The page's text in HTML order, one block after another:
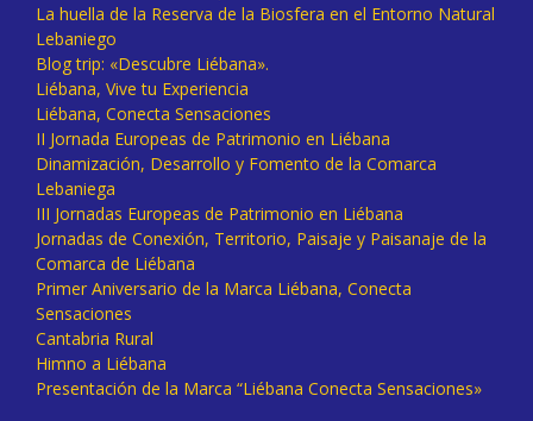
La huella de la Reserva de la Biosfera en el Entorno Natural
Lebaniego
Blog trip: «Descubre Liébana».
Liébana, Vive tu Experiencia
Liébana, Conecta Sensaciones
II Jornada Europeas de Patrimonio en Liébana
Dinamización, Desarrollo y Fomento de la Comarca
Lebaniega
III Jornadas Europeas de Patrimonio en Liébana
Jornadas de Conexión, Territorio, Paisaje y Paisanaje de la
Comarca de Liébana
Primer Aniversario de la Marca Liébana, Conecta
Sensaciones
Cantabria Rural
Himno a Liébana
Presentación de la Marca “Liébana Conecta Sensaciones»